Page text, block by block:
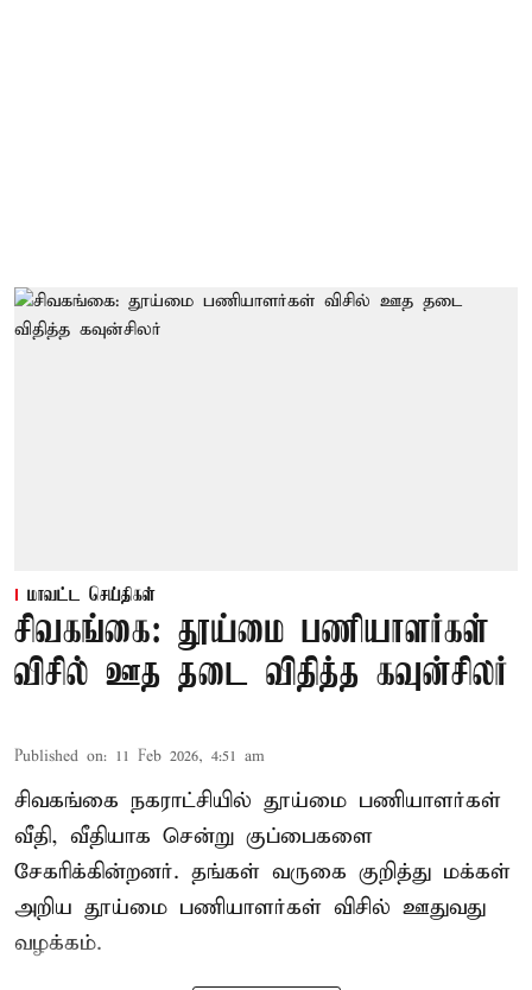
மாவட்ட செய்திகள்
சிவகங்கை: தூய்மை பணியாளர்கள்
விசில் ஊத தடை விதித்த கவுன்சிலர்
Published on: 11 Feb 2026, 4:51 am
சிவகங்கை நகராட்சியில் தூய்மை பணியாளர்கள்
வீதி, வீதியாக சென்று குப்பைகளை
சேகரிக்கின்றனர். தங்கள் வருகை குறித்து மக்கள்
அறிய தூய்மை பணியாளர்கள் விசில் ஊதுவது
வழக்கம்.